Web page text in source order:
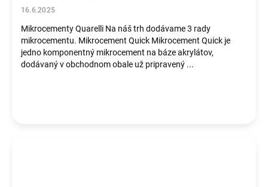
16.6.2025
Mikrocementy Quarelli Na náš trh dodávame 3 rady
mikrocementu. Mikrocement Quick Mikrocement Quick je
jedno komponentný mikrocement na báze akrylátov,
dodávaný v obchodnom obale už pripravený ...